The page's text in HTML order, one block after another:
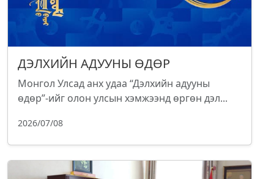
ДЭЛХИЙН АДУУНЫ ӨДӨР
Монгол Улсад анх удаа “Дэлхийн адууны
өдөр”-ийг олон улсын хэмжээнд өргөн дэл...
2026/07/08